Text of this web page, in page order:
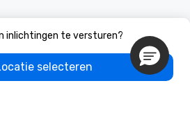
inlichtingen te versturen?
selecteren